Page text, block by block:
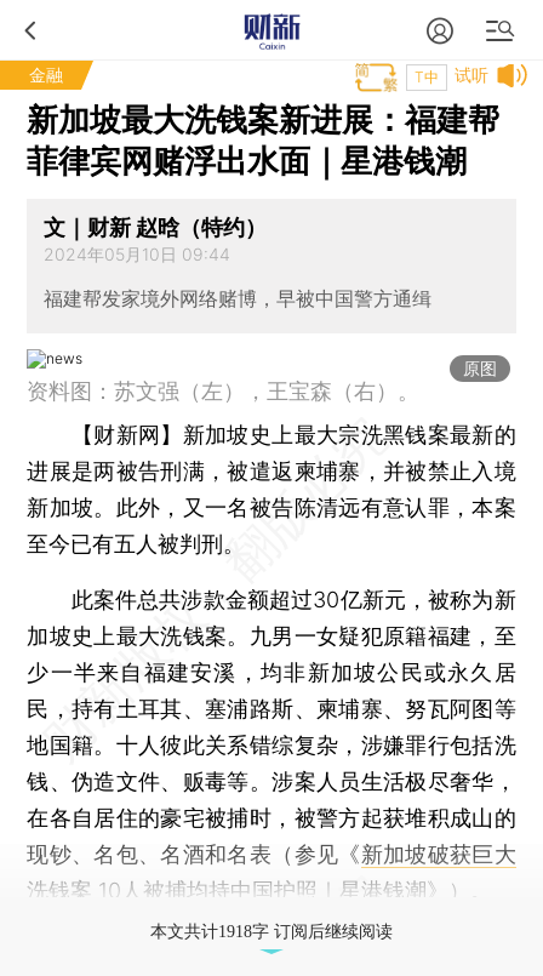
金融 试听
T中
新加坡最大洗钱案新进展：福建帮
菲律宾网赌浮出水面｜星港钱潮
文｜财新 赵晗（特约）
2024年05月10日 09:44
福建帮发家境外网络赌博，早被中国警方通缉
原图
资料图：苏文强（左），王宝森（右）。
【财新网】 新加坡史上最大宗洗黑钱案最新的
进展是两被告刑满，被遣返柬埔寨，并被禁止入境
新加坡。此外，又一名被告陈清远有意认罪，本案
至今已有五人被判刑。
此案件总共涉款金额超过30亿新元，被称为新
加坡史上最大洗钱案。九男一女疑犯原籍福建，至
少一半来自福建安溪，均非新加坡公民或永久居
民，持有土耳其、塞浦路斯、柬埔寨、努瓦阿图等
地国籍。十人彼此关系错综复杂，涉嫌罪行包括洗
钱、伪造文件、贩毒等。涉案人员生活极尽奢华，
在各自居住的豪宅被捕时，被警方起获堆积成山的
现钞、名包、名酒和名表（参见《新加坡破获巨大
洗钱案 10人被捕均持中国护照｜星港钱潮》）。
本文共计1918字 订阅后继续阅读